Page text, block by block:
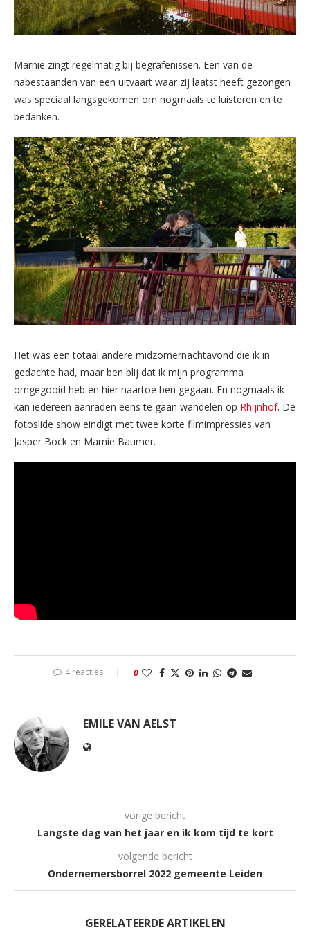
Marnie zingt regelmatig bij begrafenissen. Een van de
nabestaanden van een uitvaart waar zij laatst heeft gezongen
was speciaal langsgekomen om nogmaals te luisteren en te
bedanken.
Het was een totaal andere midzomernachtavond die ik in
gedachte had, maar ben blij dat ik mijn programma
omgegooid heb en hier naartoe ben gegaan. En nogmaals ik
kan iedereen aanraden eens te gaan wandelen op Rhijnhof. De
fotoslide show eindigt met twee korte filmimpressies van
Jasper Bock en Marnie Baumer.
4 reacties 0
EMILE VAN AELST
vorige bericht
Langste dag van het jaar en ik kom tijd te kort
volgende bericht
Ondernemersborrel 2022 gemeente Leiden
GERELATEERDE ARTIKELEN